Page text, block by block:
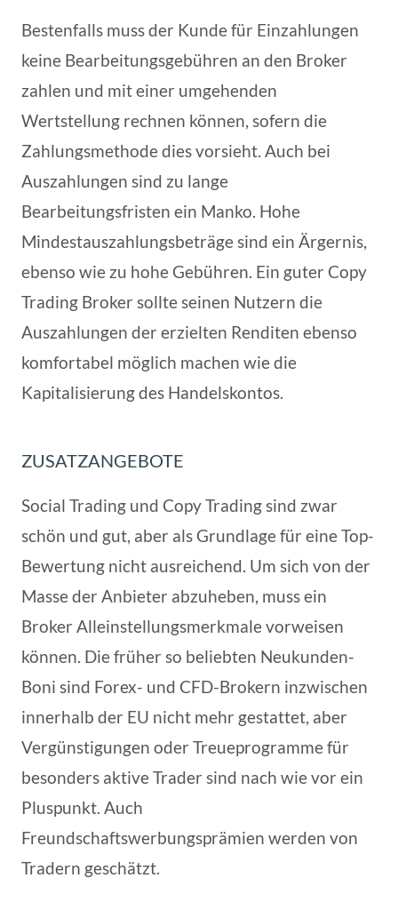
Bestenfalls muss der Kunde für Einzahlungen
keine Bearbeitungsgebühren an den Broker
zahlen und mit einer umgehenden
Wertstellung rechnen können, sofern die
Zahlungsmethode dies vorsieht. Auch bei
Auszahlungen sind zu lange
Bearbeitungsfristen ein Manko. Hohe
Mindestauszahlungsbeträge sind ein Ärgernis,
ebenso wie zu hohe Gebühren. Ein guter Copy
Trading Broker sollte seinen Nutzern die
Auszahlungen der erzielten Renditen ebenso
komfortabel möglich machen wie die
Kapitalisierung des Handelskontos.
ZUSATZANGEBOTE
Social Trading und Copy Trading sind zwar
schön und gut, aber als Grundlage für eine Top-
Bewertung nicht ausreichend. Um sich von der
Masse der Anbieter abzuheben, muss ein
Broker Alleinstellungsmerkmale vorweisen
können. Die früher so beliebten Neukunden-
Boni sind Forex- und CFD-Brokern inzwischen
innerhalb der EU nicht mehr gestattet, aber
Vergünstigungen oder Treueprogramme für
besonders aktive Trader sind nach wie vor ein
Pluspunkt. Auch
Freundschaftswerbungsprämien werden von
Tradern geschätzt.